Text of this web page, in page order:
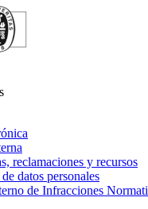
reclamaciones y recursos
datos personales
de Infracciones